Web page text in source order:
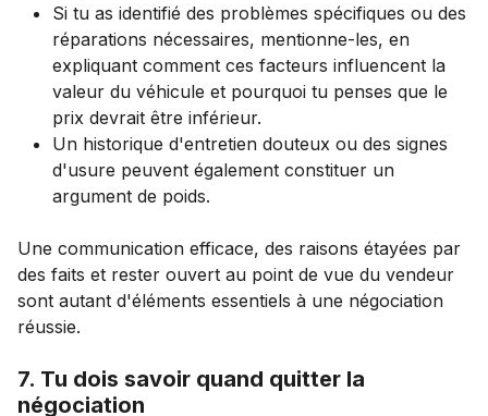
Si tu as identifié des problèmes spécifiques ou des
réparations nécessaires, mentionne-les, en
expliquant comment ces facteurs influencent la
valeur du véhicule et pourquoi tu penses que le
prix devrait être inférieur.
Un historique d'entretien douteux ou des signes
d'usure peuvent également constituer un
argument de poids.
Une communication efficace, des raisons étayées par
des faits et rester ouvert au point de vue du vendeur
sont autant d'éléments essentiels à une négociation
réussie.
7. Tu dois savoir quand quitter la
négociation